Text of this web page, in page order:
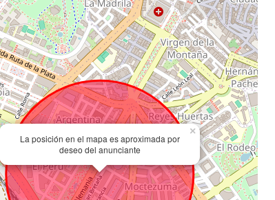
La posición en el mapa es aproximada por
deseo del anunciante
×